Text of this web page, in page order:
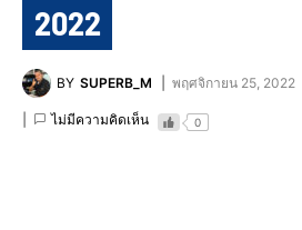
2022
BY SUPERB_M พฤศจิกายน 25, 2022
ไม่มีความคิดเห็น 0